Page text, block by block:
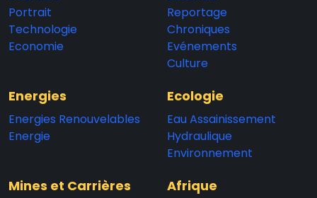
Portrait
Technologie
Economie
Reportage
Chroniques
Evénements
Culture
Energies
Energies Renouvelables
Energie
Ecologie
Eau Assainissement
Hydraulique
Environnement
Mines et Carrières Afrique